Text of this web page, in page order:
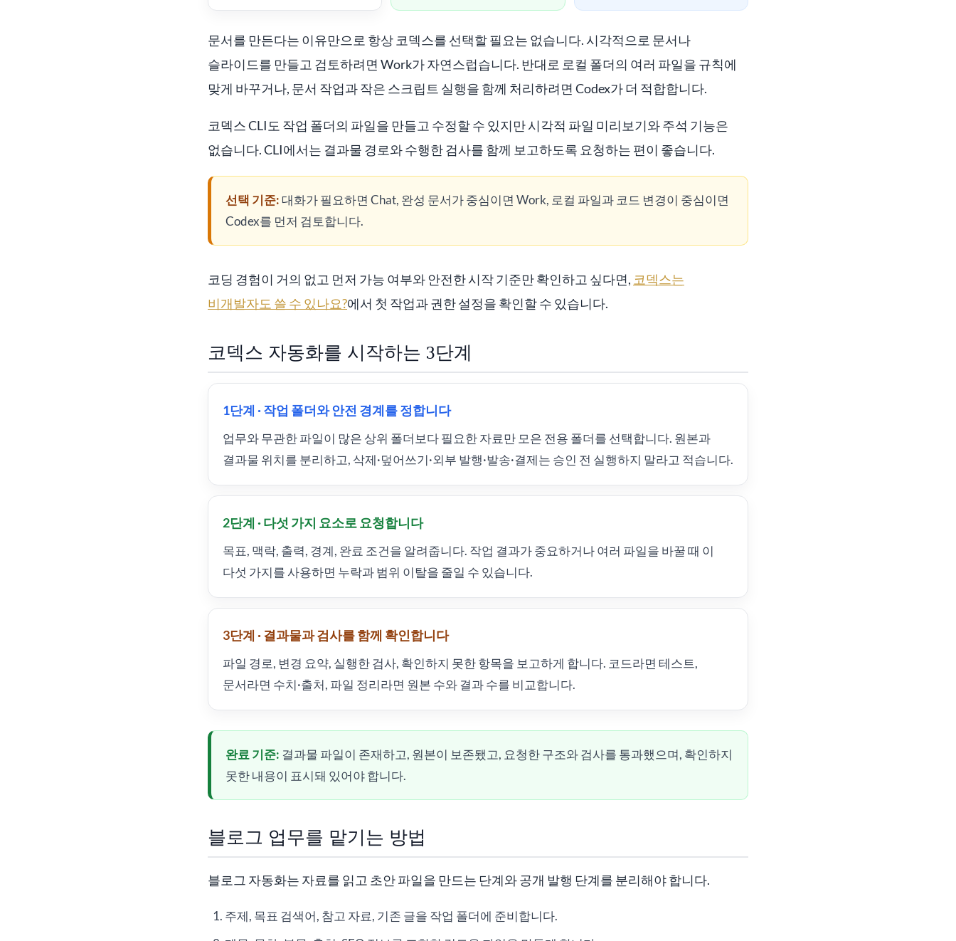
문서를 만든다는 이유만으로 항상 코덱스를 선택할 필요는 없습니다. 시각적으로 문서나
슬라이드를 만들고 검토하려면 Work가 자연스럽습니다. 반대로 로컬 폴더의 여러 파일을 규칙에
맞게 바꾸거나, 문서 작업과 작은 스크립트 실행을 함께 처리하려면 Codex가 더 적합합니다.
코덱스 CLI도 작업 폴더의 파일을 만들고 수정할 수 있지만 시각적 파일 미리보기와 주석 기능은
없습니다. CLI에서는 결과물 경로와 수행한 검사를 함께 보고하도록 요청하는 편이 좋습니다.
선택 기준:대화가 필요하면 Chat, 완성 문서가 중심이면 Work, 로컬 파일과 코드 변경이 중심이면
Codex를 먼저 검토합니다.
코딩 경험이 거의 없고 먼저 가능 여부와 안전한 시작 기준만 확인하고 싶다면, 코덱스는
비개발자도 쓸 수 있나요?에서 첫 작업과 권한 설정을 확인할 수 있습니다.
코덱스 자동화를 시작하는 3단계
1단계 · 작업 폴더와 안전 경계를 정합니다
업무와 무관한 파일이 많은 상위 폴더보다 필요한 자료만 모은 전용 폴더를 선택합니다. 원본과
결과물 위치를 분리하고, 삭제·덮어쓰기·외부 발행·발송·결제는 승인 전 실행하지 말라고 적습니다.
2단계 · 다섯 가지 요소로 요청합니다
목표, 맥락, 출력, 경계, 완료 조건을 알려줍니다. 작업 결과가 중요하거나 여러 파일을 바꿀 때 이
다섯 가지를 사용하면 누락과 범위 이탈을 줄일 수 있습니다.
3단계 · 결과물과 검사를 함께 확인합니다
파일 경로, 변경 요약, 실행한 검사, 확인하지 못한 항목을 보고하게 합니다. 코드라면 테스트,
문서라면 수치·출처, 파일 정리라면 원본 수와 결과 수를 비교합니다.
완료 기준: 결과물 파일이 존재하고, 원본이 보존됐고, 요청한 구조와 검사를 통과했으며, 확인하지
못한 내용이 표시돼 있어야 합니다.
블로그 업무를 맡기는 방법
블로그 자동화는 자료를 읽고 초안 파일을 만드는 단계와 공개 발행 단계를 분리해야 합니다.
주제, 목표 검색어, 참고 자료, 기존 글을 작업 폴더에 준비합니다.